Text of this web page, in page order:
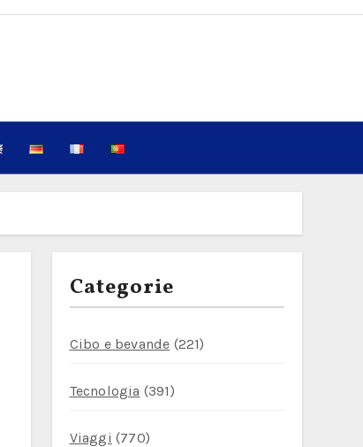
Categorie
Cibo e bevande (221)
Tecnologia (391)
Viaggi (770)